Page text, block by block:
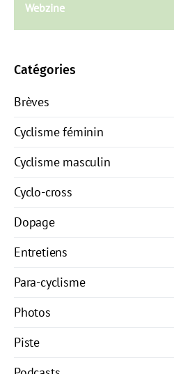
Webzine
Catégories
Brèves
Cyclisme féminin
Cyclisme masculin
Cyclo-cross
Dopage
Entretiens
Para-cyclisme
Photos
Piste